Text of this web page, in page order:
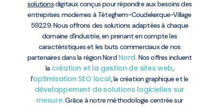
solutionsdigitaux conçus pour répondre aux besoins des
entreprises modernes à Téteghem-Coudekerque-Village
59229. Nous offrons des solutions adaptées à chaque
domaine d’industrie, en prenant en compte les
caractéristiques et les buts commerciaux de nos
partenaires dans la région NordNord. Nos offres incluent
la création et la gestion de sites web,
l’optimisation SEO local, la création graphique et le
développement de solutions logicielles sur
mesure. Grâce à notre méthodologie centrée sur